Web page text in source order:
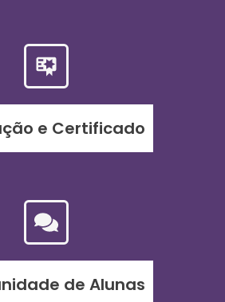
e Certificado
de Alunas